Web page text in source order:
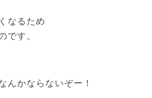
なるため
です。
んかならないぞー！